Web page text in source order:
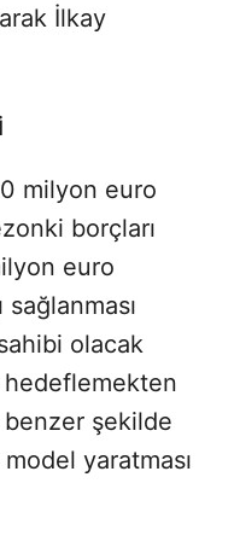
İlkay
Sesi Aç
milyon euro
borçları
euro
sağlanması
olacak
hedeflemekten
şekilde
yaratması